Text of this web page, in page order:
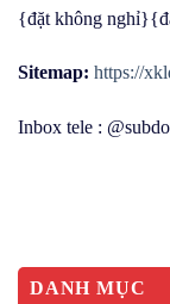
{đặt không
Sitemap: https://
Inbox tele :
DANH MỤC